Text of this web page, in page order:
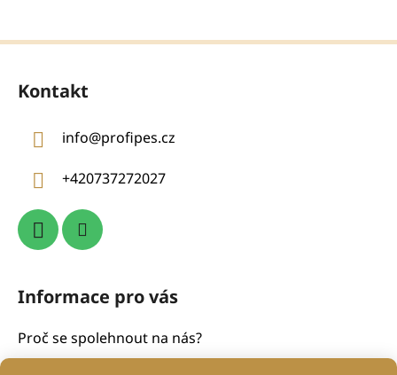
Z
Kontakt
info@profipes.cz
+420737272027
Informace pro vás
Proč se spolehnout na nás?
Obchodní podmínky